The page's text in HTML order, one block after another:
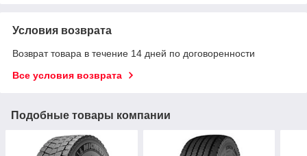
Условия возврата
Возврат товара в течение 14 дней по договоренности
Все условия возврата
Подобные товары компании